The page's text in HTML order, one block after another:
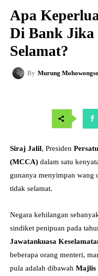
Apa
Di Bank Jika
Selamat?
By Murung Mohowongso
Siraj Jalil, Presiden
(MCCA) dalam satu
gunanya menyimpan wang
tidak selamat.
Negara kehilangan
sindiket penipuan pada
Jawatankuasa
beberapa orang menteri,
pula adalah dibawah Majlis